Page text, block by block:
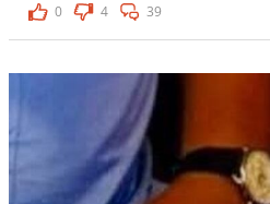
0
4 39